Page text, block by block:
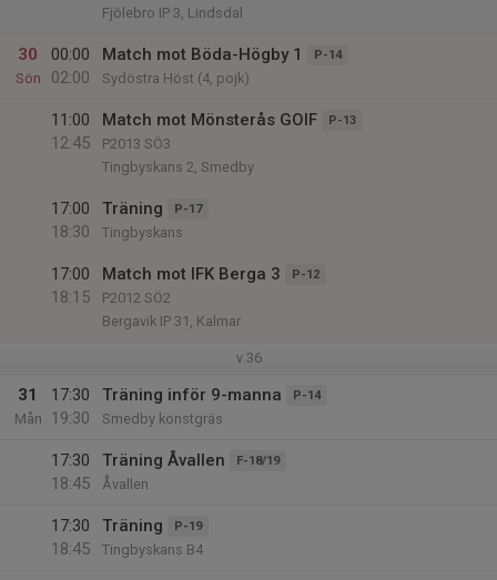
Fjölebro IP 3, Lindsdal
30
Sön
00:00
02:00
Match mot Böda-Högby 1 P-14
Sydöstra Höst (4, pojk)
11:00
12:45
Match mot Mönsterås GOIF P-13
P2013 SÖ3
Tingbyskans 2, Smedby
17:00
18:30
Träning P-17
Tingbyskans
17:00
18:15
Match mot IFK Berga 3 P-12
P2012 SÖ2
Bergavik IP 31, Kalmar
v.36
31
Mån
17:30
19:30
Träning inför 9-manna P-14
Smedby konstgräs
17:30
18:45
Träning Åvallen F-18/19
Åvallen
17:30
18:45
Träning P-19
Tingbyskans B4